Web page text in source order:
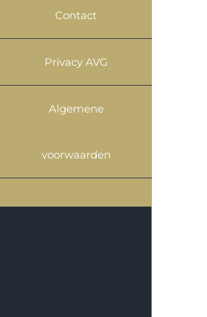
Contact
Privacy AVG
Algemene
voorwaarden